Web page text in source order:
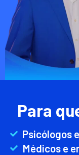
Para
Psicólogos
Médicos e